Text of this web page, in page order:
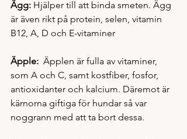
Ägg: Hjälper till att binda smeten. Ägg
är även rikt på protein, selen, vitamin
B12, A, D och E-vitaminer
Äpple: Äpplen är fulla av vitaminer,
som A och C, samt kostfiber, fosfor,
antioxidanter och kalcium. Däremot är
kärnorna giftiga för hundar så var
noggrann med att ta bort dessa.